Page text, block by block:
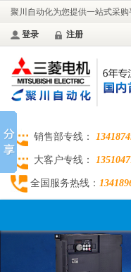
聚川自动化为您提供一站式采
电工程。
登录 注册
销售部专线：
大客户专线：
全国服务热线：